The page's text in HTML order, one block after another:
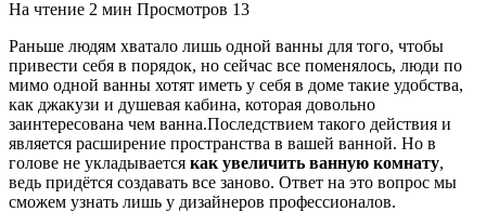
На чтение 2 мин Просмотров 13
Раньше людям хватало лишь одной ванны для того, чтобы
привести себя в порядок, но сейчас все поменялось, люди по
мимо одной ванны хотят иметь у себя в доме такие удобства,
как джакузи и душевая кабина, которая довольно
заинтересована чем ванна.Последствием такого действия и
является расширение пространства в вашей ванной. Но в
голове не укладывается как увеличить ванную комнату,
ведь придётся создавать все заново. Ответ на это вопрос мы
сможем узнать лишь у дизайнеров профессионалов.